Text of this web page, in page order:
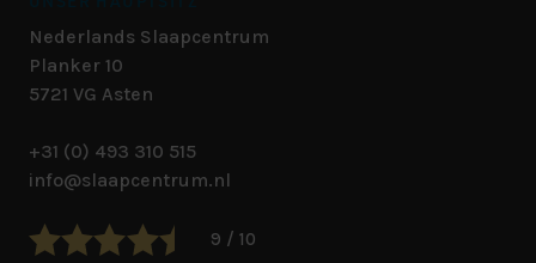
Nederlands Slaapcentrum
Planker 10
5721 VG Asten
+31 (0) 493 310 515
info@slaapcentrum.nl
9 / 10